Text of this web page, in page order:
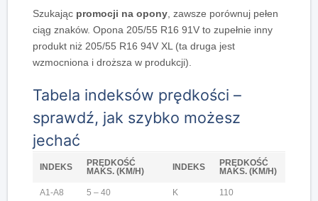
Szukając promocji na opony , zawsze porównuj pełen
ciąg znaków. Opona 205/55 R16 91V to zupełnie inny
produkt niż 205/55 R16 94V XL (ta druga jest
wzmocniona i droższa w produkcji).
Tabela indeksów prędkości –
sprawdź, jak szybko możesz
jechać
INDEKS
PRĘDKOŚĆ
MAKS. (KM/H)
INDEKS
PRĘDKOŚĆ
MAKS. (KM/H)
A1-A8 5 – 40 K 110